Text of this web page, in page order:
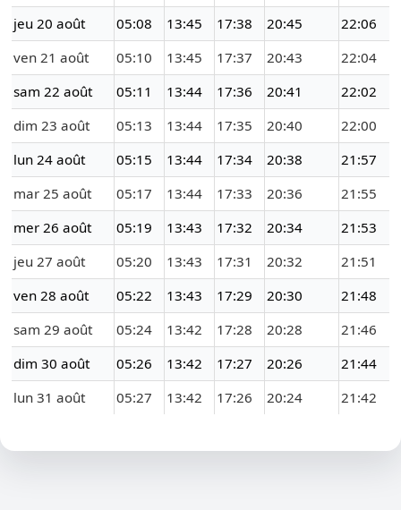
jeu 20 août
05:08 13:45 17:38 20:45
22:06
ven 21 août
05:10 13:45 17:37 20:43
22:04
sam 22 août
05:11 13:44 17:36 20:41
22:02
dim 23 août
05:13 13:44 17:35 20:40
22:00
lun 24 août
05:15 13:44 17:34 20:38
21:57
mar 25 août
05:17 13:44 17:33 20:36
21:55
mer 26 août
05:19 13:43 17:32 20:34
21:53
jeu 27 août
05:20 13:43 17:31 20:32
21:51
ven 28 août
05:22 13:43 17:29 20:30
21:48
sam 29 août
05:24 13:42 17:28 20:28
21:46
dim 30 août
05:26 13:42 17:27 20:26
21:44
lun 31 août
05:27 13:42 17:26 20:24 21:42